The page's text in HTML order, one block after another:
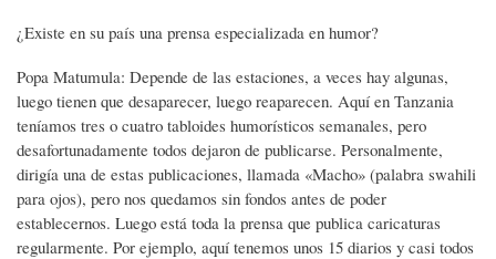
¿Existe en su país una prensa especializada en humor?
Popa Matumula: Depende de las estaciones, a veces hay algunas,
luego tienen que desaparecer, luego reaparecen. Aquí en Tanzania
teníamos tres o cuatro tabloides humorísticos semanales, pero
desafortunadamente todos dejaron de publicarse. Personalmente,
dirigía una de estas publicaciones, llamada «Macho» (palabra swahili
para ojos), pero nos quedamos sin fondos antes de poder
establecernos. Luego está toda la prensa que publica caricaturas
regularmente. Por ejemplo, aquí tenemos unos 15 diarios y casi todos